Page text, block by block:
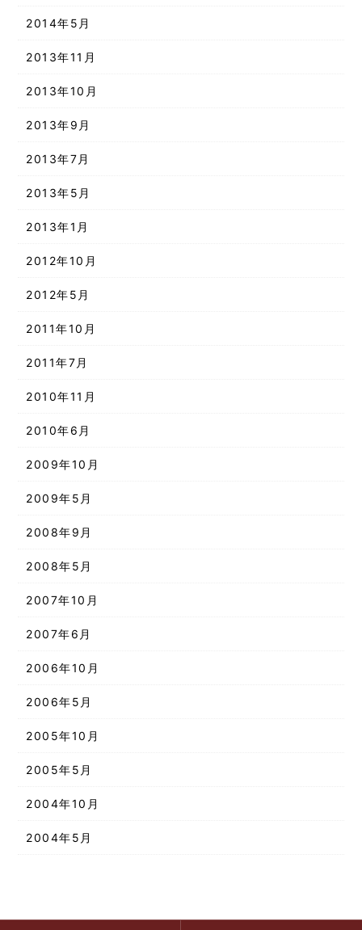
2014年5月
2013年11月
2013年10月
2013年9月
2013年7月
2013年5月
2013年1月
2012年10月
2012年5月
2011年10月
2011年7月
2010年11月
2010年6月
2009年10月
2009年5月
2008年9月
2008年5月
2007年10月
2007年6月
2006年10月
2006年5月
2005年10月
2005年5月
2004年10月
2004年5月